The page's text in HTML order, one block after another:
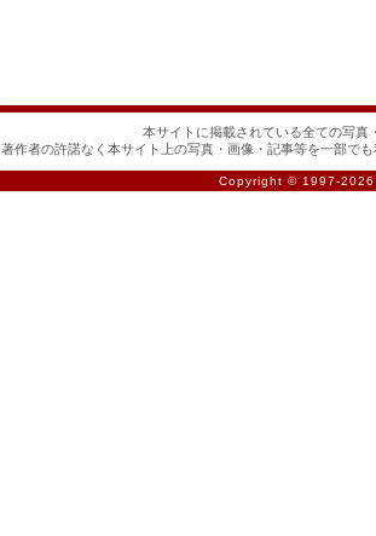
本サイトに掲載されている全ての写真
著作者の許諾なく本サイト上の写真・画像・記事等を一部で
Copyright © 1997-